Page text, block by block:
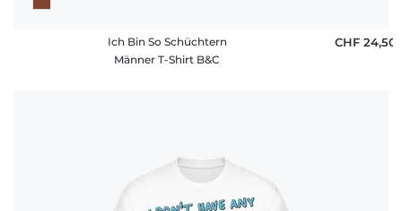
Ich Bin So Schüchtern
Männer T-Shirt B&C
CHF 24,50